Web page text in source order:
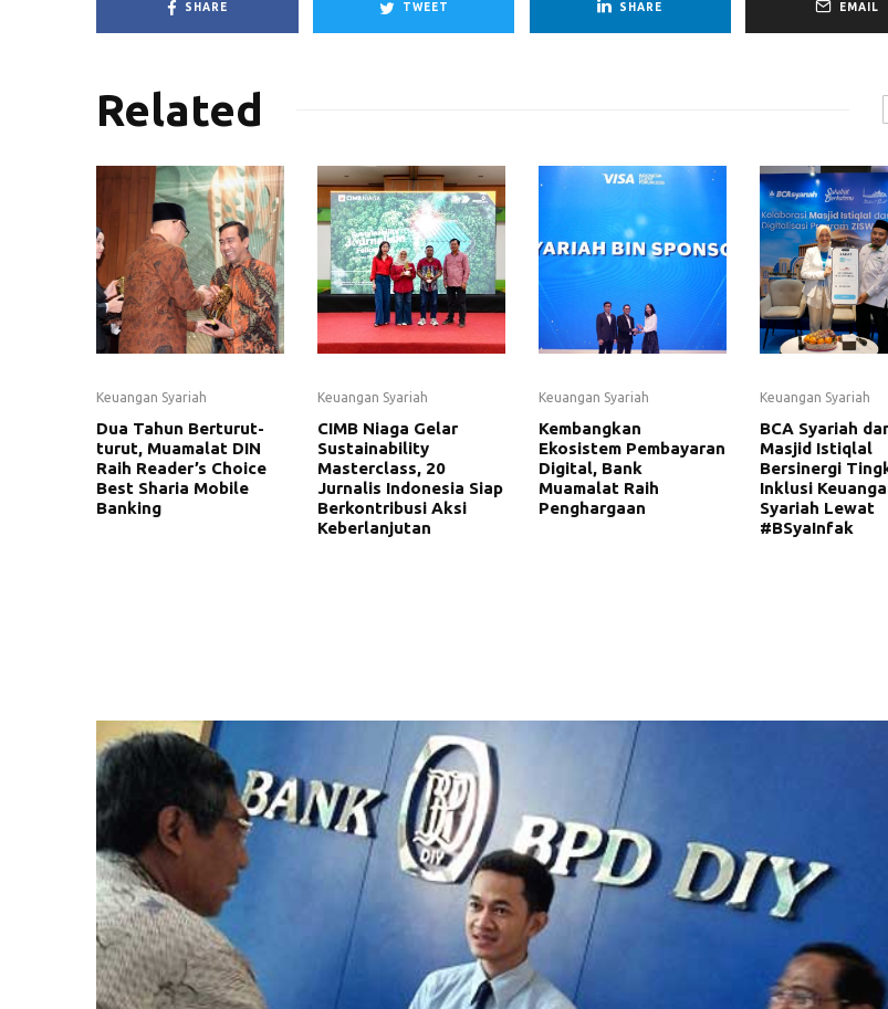
SHARE TWEET SHARE EMAIL
Related
Keuangan Syariah
Dua Tahun Berturut-
turut, Muamalat DIN
Raih Reader’s Choice
Best Sharia Mobile
Banking
Keuangan Syariah
CIMB Niaga Gelar
Sustainability
Masterclass, 20
Jurnalis Indonesia Siap
Berkontribusi Aksi
Keberlanjutan
Keuangan Syariah
Kembangkan
Ekosistem Pembayaran
Digital, Bank
Muamalat Raih
Penghargaan
Keuangan Syariah
BCA Syariah
Masjid Istiqlal
Bersinergi
Inklusi
Syariah Lewat
#BSyaInfak